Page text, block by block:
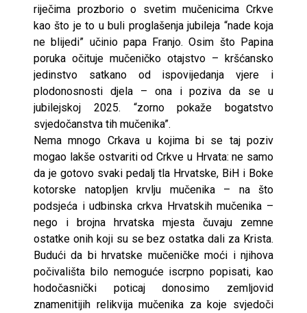
riječima prozborio o svetim mučenicima Crkve
kao što je to u buli proglašenja jubileja “nade koja
ne blijedi” učinio papa Franjo. Osim što Papina
poruka očituje mučeničko otajstvo – kršćansko
jedinstvo satkano od ispovijedanja vjere i
plodonosnosti djela – ona i poziva da se u
jubilejskoj 2025. “zorno pokaže bogatstvo
svjedočanstva tih mučenika”.
Nema mnogo Crkava u kojima bi se taj poziv
mogao lakše ostvariti od Crkve u Hrvata: ne samo
da je gotovo svaki pedalj tla Hrvatske, BiH i Boke
kotorske natopljen krvlju mučenika – na što
podsjeća i udbinska crkva Hrvatskih mučenika –
nego i brojna hrvatska mjesta čuvaju zemne
ostatke onih koji su se bez ostatka dali za Krista.
Budući da bi hrvatske mučeničke moći i njihova
počivališta bilo nemoguće iscrpno popisati, kao
hodočasnički poticaj donosimo zemljovid
znamenitijih relikvija mučenika za koje svjedoči